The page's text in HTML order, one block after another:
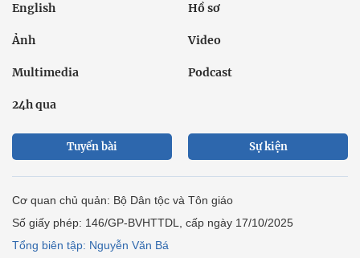
English Hồ sơ
Ảnh Video
Multimedia Podcast
24h qua
Tuyến bài Sự kiện
Cơ quan chủ quản: Bộ Dân tộc và Tôn giáo
Số giấy phép: 146/GP-BVHTTDL, cấp ngày 17/10/2025
Tổng biên tập: Nguyễn Văn Bá